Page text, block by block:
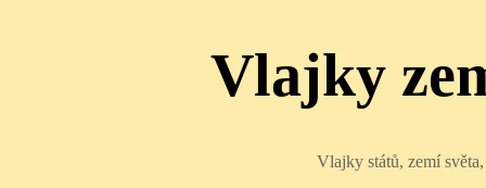
Vlajky
Vlajky států, zemí